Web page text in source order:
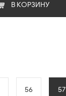
В КОРЗИНУ
56 57